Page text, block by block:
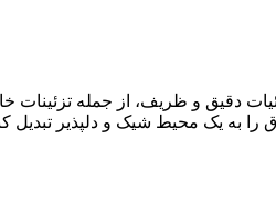
دقیق و ظریف، از جمله تزئینات
به یک محیط شیک و دلپذیر تبدیل